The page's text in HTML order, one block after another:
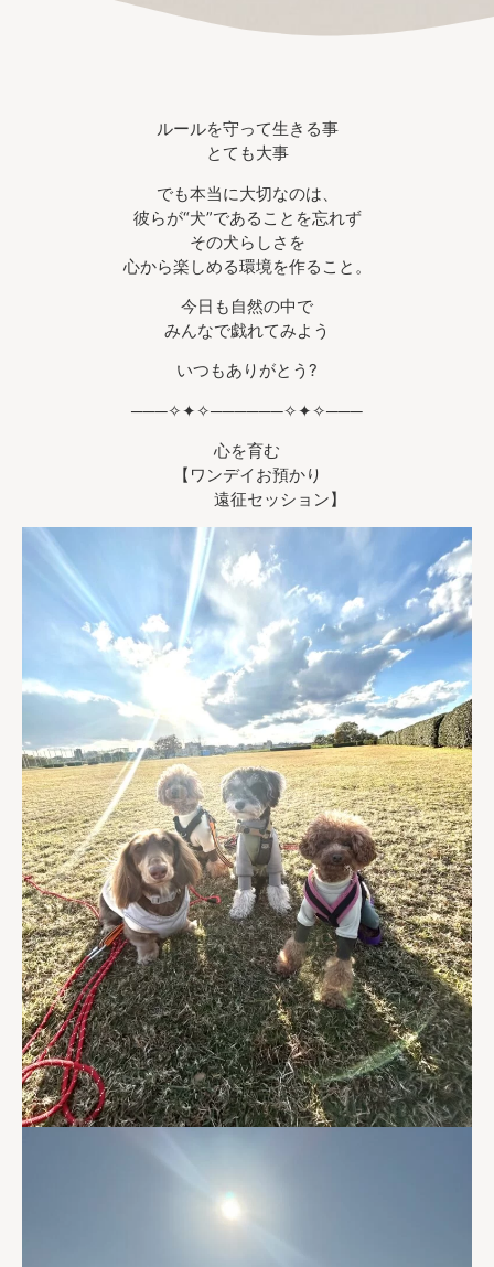
ルールを守って生きる事
とても大事
でも本当に大切なのは、
彼らが“犬”であることを忘れず
その犬らしさを
心から楽しめる環境を作ること。
今日も自然の中で
みんなで戯れてみよう
いつもありがとう?
───✧✦✧──────✧✦✧───
心を育む
【ワンデイお預かり
遠征セッション】